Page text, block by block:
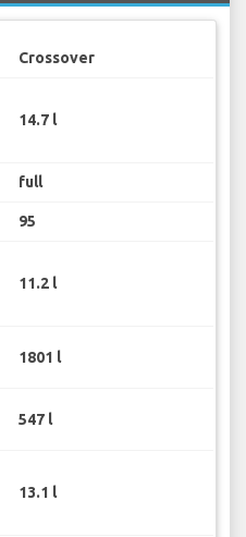
Crossover
14.7 l
full
95
11.2 l
1801 l
547 l
13.1 l